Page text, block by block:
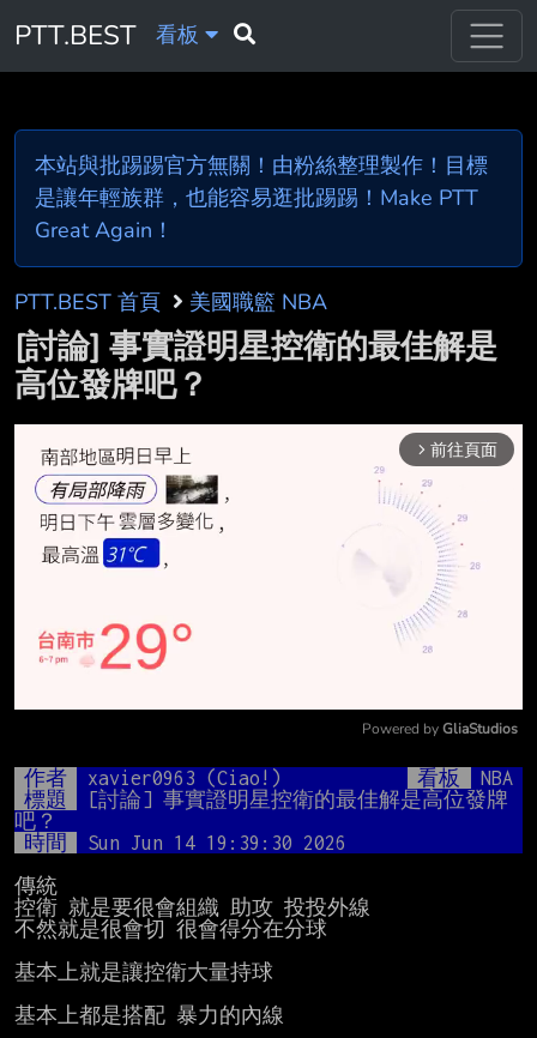
PTT.BEST 看板
本站與批踢踢官方無關！由粉絲整理製作！目標
是讓年輕族群，也能容易逛批踢踢！Make PTT
Great Again！
PTT.BEST 首頁 美國職籃 NBA
[討論] 事實證明星控衛的最佳解是
高位發牌吧？
arrow_forward_ios 前往頁面
Mute
Powered by GliaStudios
作者 xavier0963 (Ciao!) 看板
NBA
標題
[討論] 事實證明星控衛的最佳解是高位發牌
吧？
時間
Sun Jun 14 19:39:30 2026
傳統
控衛 就是要很會組織 助攻 投投外線
不然就是很會切 很會得分在分球
基本上就是讓控衛大量持球
基本上都是搭配 暴力的內線